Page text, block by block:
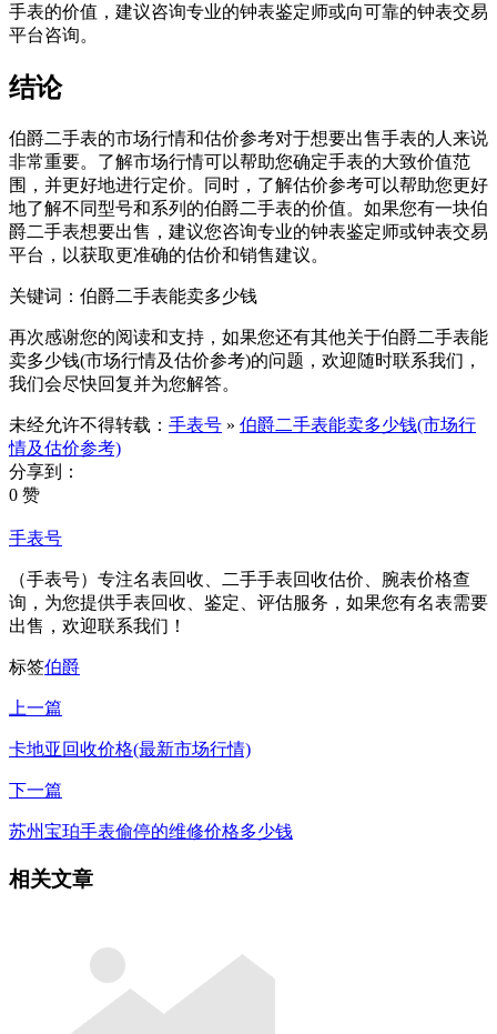
手表的价值，建议咨询专业的钟表鉴定师或向可靠的钟表交易
平台咨询。
结论
伯爵二手表的市场行情和估价参考对于想要出售手表的人来说
非常重要。了解市场行情可以帮助您确定手表的大致价值范
围，并更好地进行定价。同时，了解估价参考可以帮助您更好
地了解不同型号和系列的伯爵二手表的价值。如果您有一块伯
爵二手表想要出售，建议您咨询专业的钟表鉴定师或钟表交易
平台，以获取更准确的估价和销售建议。
关键词：伯爵二手表能卖多少钱
再次感谢您的阅读和支持，如果您还有其他关于伯爵二手表能
卖多少钱(市场行情及估价参考)的问题，欢迎随时联系我们，
我们会尽快回复并为您解答。
未经允许不得转载： 手表号 » 伯爵二手表能卖多少钱(市场行
情及估价参考)
分享到：
0 赞
手表号
（手表号）专注名表回收、二手手表回收估价、腕表价格查
询，为您提供手表回收、鉴定、评估服务，如果您有名表需要
出售，欢迎联系我们！
标签伯爵
上一篇
卡地亚回收价格(最新市场行情)
下一篇
苏州宝珀手表偷停的维修价格多少钱
相关文章